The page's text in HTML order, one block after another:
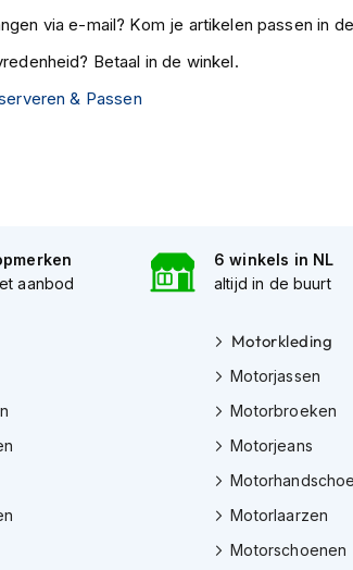
via e-mail? Kom je artikelen passen in
Betaal in de winkel.
& Passen
aanbod
6 winkels in NL
altijd in de buurt
Motorkleding
Motorjassen
Motorbroeken
Motorjeans
Motorlaarzen
Motorschoenen